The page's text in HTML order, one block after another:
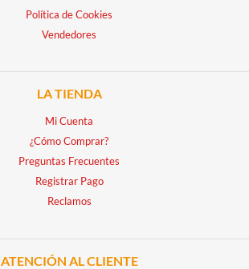
Política de Cookies
Vendedores
LA TIENDA
Mi Cuenta
¿Cómo Comprar?
Preguntas Frecuentes
Registrar Pago
Reclamos
ATENCIÓN AL CLIENTE